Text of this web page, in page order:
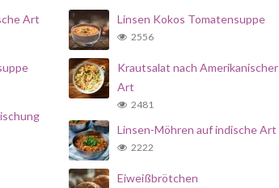
Art Linsen Kokos Tomatensuppe
2556
Krautsalat nach Amerikanischer
Art
2481
Linsen-Möhren auf indische Art
2222
Eiweißbrötchen